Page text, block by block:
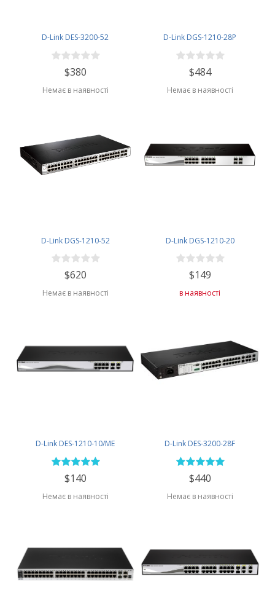
D-Link DES-3200-52
$380
Немає в наявності
D-Link DGS-1210-28P
$484
Немає в наявності
D-Link DGS-1210-52
$620
Немає в наявності
D-Link DGS-1210-20
$149
в наявності
D-Link DES-1210-10/ME
$140
Немає в наявності
D-Link DES-3200-28F
$440
Немає в наявності